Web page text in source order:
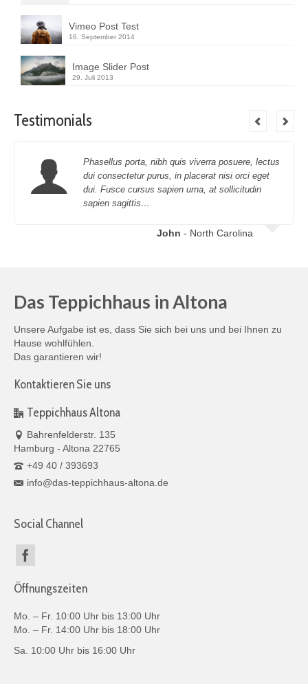
Vimeo Post Test
16. September 2014
Image Slider Post
29. Juli 2013
Testimonials
Phasellus porta, nibh quis viverra posuere, lectus
dui consectetur purus, in placerat nisi orci eget
dui. Fusce cursus sapien urna, at sollicitudin
sapien sagittis…
John - North Carolina
Das Teppichhaus in Altona
Unsere Aufgabe ist es, dass Sie sich bei uns und bei Ihnen zu
Hause wohlfühlen.
Das garantieren wir!
Kontaktieren Sie uns
Teppichhaus Altona
Bahrenfelderstr. 135
Hamburg - Altona 22765
+49 40 / 393693
info@das-teppichhaus-altona.de
Social Channel
Öffnungszeiten
Mo. – Fr. 10:00 Uhr bis 13:00 Uhr
Mo. – Fr. 14:00 Uhr bis 18:00 Uhr
Sa. 10:00 Uhr bis 16:00 Uhr